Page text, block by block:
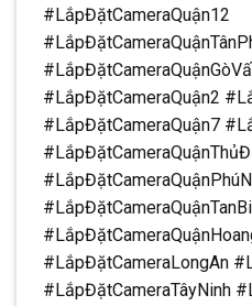
#LắpĐặtCameraQuận12
#LắpĐặtCameraQuận2
#LắpĐặtCameraQuận7
#LắpĐặtCameraLongAn
#LắpĐặtCameraTâyNinh